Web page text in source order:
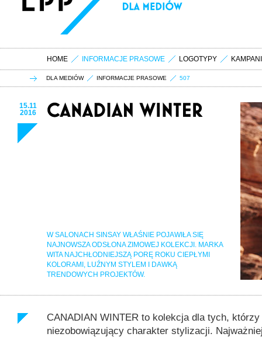
HOME INFORMACJE PRASOWE LOGOTYPY
DLA MEDIÓW INFORMACJE PRASOWE 507
15.11
2016
W SALONACH SINSAY WŁAŚNIE POJAWIŁA SIĘ
NAJNOWSZA ODSŁONA ZIMOWEJ KOLEKCJI. MARKA
WITA NAJCHŁODNIEJSZĄ PORĘ ROKU CIEPŁYMI
KOLORAMI, LUŹNYM STYLEM I DAWKĄ
TRENDOWYCH PROJEKTÓW.
CANADIAN WINTER to kolekcja dla tych,
niezobowiązujący charakter stylizacji.